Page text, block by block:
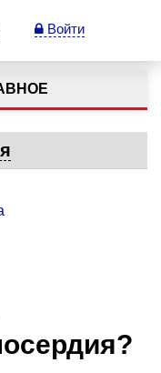
Войти